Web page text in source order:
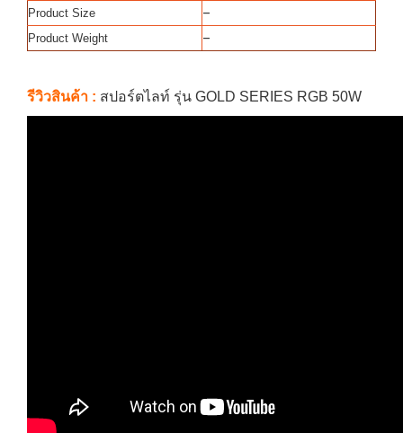
Product Size
–
Product Weight –
รีวิวสินค้า : สปอร์ตไลท์ รุ่น GOLD SERIES RGB 50W